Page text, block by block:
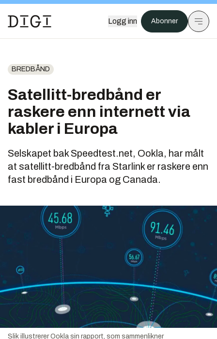
Logg inn Abonner
BREDBÅND
Satellitt-bredbånd er
raskere enn internett via
kabler i Europa
Selskapet bak Speedtest.net, Ookla, har målt
at satellitt-bredbånd fra Starlink er raskere enn
fast bredbånd i Europa og Canada.
Slik illustrerer Ookla sin rapport, som sammenlikner